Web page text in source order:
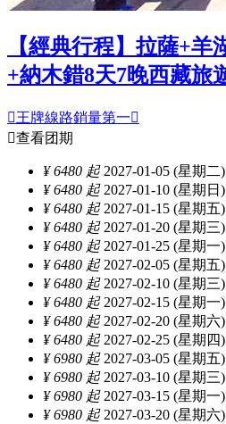
【經典行程】拉薩+羊
+納木錯8天7晚西藏旅
王牌線路銷量第一
查看团期
¥ 6480 起2027-01-05 (星期二)
¥ 6480 起2027-01-10 (星期日)
¥ 6480 起2027-01-15 (星期五)
¥ 6480 起2027-01-20 (星期三)
¥ 6480 起2027-01-25 (星期一)
¥ 6480 起2027-02-05 (星期五)
¥ 6480 起2027-02-10 (星期三)
¥ 6480 起2027-02-15 (星期一)
¥ 6480 起2027-02-20 (星期六)
¥ 6480 起2027-02-25 (星期四)
¥ 6980 起2027-03-05 (星期五)
¥ 6980 起2027-03-10 (星期三)
¥ 6980 起2027-03-15 (星期一)
¥ 6980 起2027-03-20 (星期六)